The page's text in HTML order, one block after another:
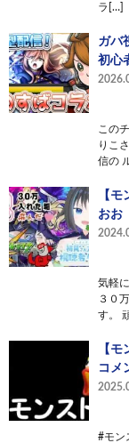
ラ[…]
ガバ
初心
この
りこ
信の
【
おお
気軽
３０
す。
【
コメ
#モン